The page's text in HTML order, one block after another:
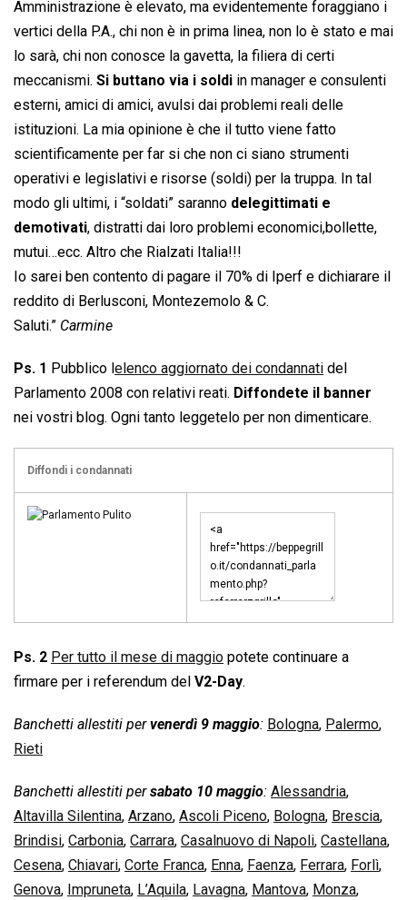
Amministrazione è elevato, ma evidentemente foraggiano i
vertici della P.A., chi non è in prima linea, non lo è stato e mai
lo sarà, chi non conosce la gavetta, la filiera di certi
meccanismi. Si buttano via i soldi in manager e consulenti
esterni, amici di amici, avulsi dai problemi reali delle
istituzioni. La mia opinione è che il tutto viene fatto
scientificamente per far si che non ci siano strumenti
operativi e legislativi e risorse (soldi) per la truppa. In tal
modo gli ultimi, i “soldati” saranno delegittimati e
demotivati, distratti dai loro problemi economici,bollette,
mutui…ecc. Altro che Rialzati Italia!!!
Io sarei ben contento di pagare il 70% di Iperf e dichiarare il
reddito di Berlusconi, Montezemolo & C.
Saluti.” Carmine
Ps. 1 Pubblico l elenco aggiornato dei condannati del
Parlamento 2008 con relativi reati. Diffondete il banner
nei vostri blog. Ogni tanto leggetelo per non dimenticare.
Diffondi i condannati
Ps. 2 Per tutto il mese di maggio potete continuare a
firmare per i referendum del V2-Day.
Banchetti allestiti pervenerdì 9 maggio: Bologna, Palermo,
Rieti
Banchetti allestiti persabato 10 maggio: Alessandria,
Altavilla Silentina, Arzano, Ascoli Piceno, Bologna, Brescia,
Brindisi, Carbonia, Carrara, Casalnuovo di Napoli, Castellana,
Cesena, Chiavari, Corte Franca, Enna, Faenza, Ferrara, Forlì,
Genova, Impruneta, L’Aquila, Lavagna, Mantova, Monza,